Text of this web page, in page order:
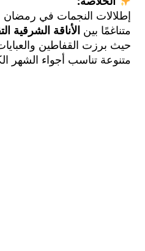
النجمات في رمضان هذا
بينالأناقة الشرقية
القفاطين والعبايات
تناسب أجواء الشهر الكريم